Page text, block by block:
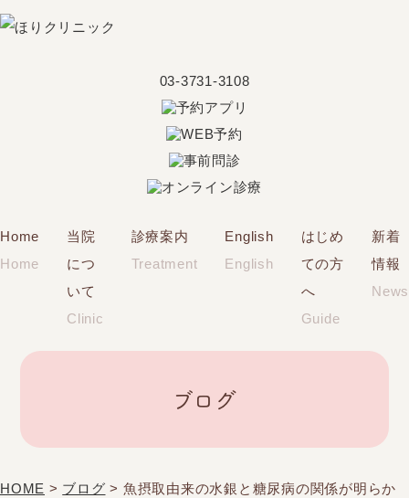
03-3731-3108
Home
Home
当院
につ
いて
Clinic
診療案内
Treatment
English
English
はじめ
ての方
へ
Guide
新着
情報
News
ブログ
HOME > ブログ > 魚摂取由来の水銀と糖尿病の関係が明らか